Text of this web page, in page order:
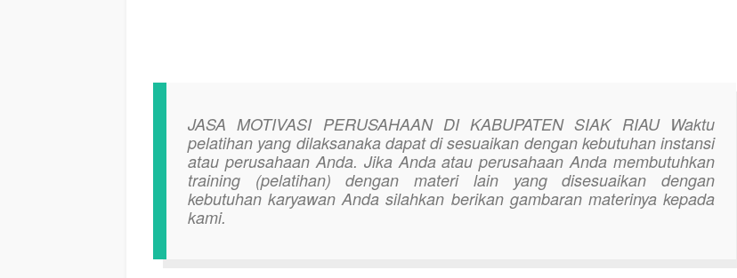
JASA MOTIVASI PERUSAHAAN DI KABUPATEN SIAK RIAUWaktu
pelatihan yang dilaksanaka dapat di sesuaikan dengan kebutuhan instansi
atau perusahaan Anda. Jika Anda atau perusahaan Anda membutuhkan
training (pelatihan) dengan materi lain yang disesuaikan dengan
kebutuhan karyawan Anda silahkan berikan gambaran materinya kepada
kami.